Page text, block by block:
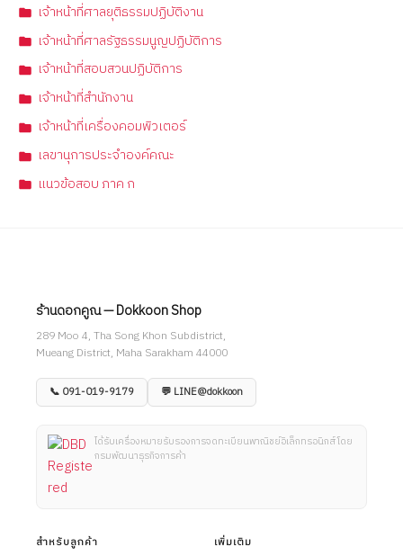
เจ้าหน้าที่ศาลยุติธรรมปฏิบัติงาน
เจ้าหน้าที่ศาลรัฐธรรมนูญปฏิบัติการ
เจ้าหน้าที่สอบสวนปฏิบัติการ
เจ้าหน้าที่สำนักงาน
เจ้าหน้าที่เครื่องคอมพิวเตอร์
เลขานุการประจำองค์คณะ
แนวข้อสอบ ภาค ก
ร้านดอกคูณ — Dokkoon Shop
289 Moo 4, Tha Song Khon Subdistrict,
Mueang District, Maha Sarakham 44000
📞 091-019-9179 💬 LINE@dokkoon
ได้รับเครื่องหมายรับรองการจดทะเบียนพาณิชย์อิเล็กทรอนิกส์ โดย
กรมพัฒนาธุรกิจการค้า
สำหรับลูกค้า เพิ่มเติม